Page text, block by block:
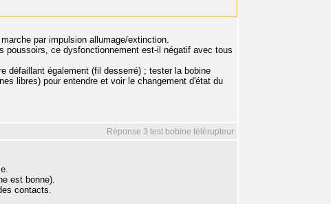
par impulsion allumage/extinction.
poussoirs, ce dysfonctionnement est-il négatif avec tous
défaillant également (fil desserré) ; tester la bobine
libres) pour entendre et voir le changement d'état du
Réponse 3 test bobine télérupteur
est bonne).
contacts.